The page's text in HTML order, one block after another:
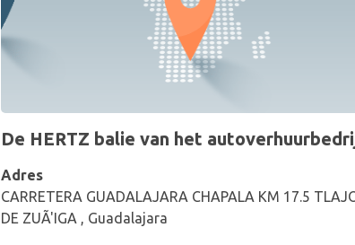
De HERTZ balie van het
Adres
CARRETERA GUADALAJARA CHAPALA KM 17.5
DE ZUÃ'IGA , Guadalajara